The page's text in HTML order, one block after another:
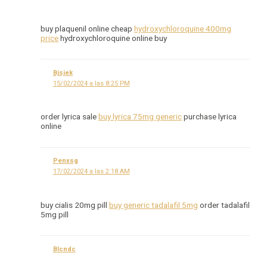
buy plaquenil online cheap hydroxychloroquine 400mg
pricehydroxychloroquine online buy
Bjsjek
15/02/2024 a las 8:25 PM
order lyrica salebuy lyrica 75mg genericpurchase lyrica
online
Penxsg
17/02/2024 a las 2:18 AM
buy cialis 20mg pill buy generic tadalafil 5mg order tadalafil
5mg pill
Blcndc